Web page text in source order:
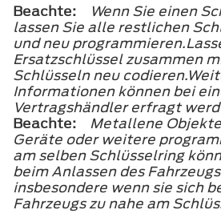
Beachte:
Wenn Sie einen
lassen Sie alle restlichen
und neu
Ersatzschlüssel zusammen
Schlüsseln neu
Informationen können bei
Vertragshändler erfragt
Beachte:
Metallene
Geräte oder weitere
am selben Schlüsselring
beim Anlassen des
insbesondere wenn sie sich
Fahrzeugs zu nahe am